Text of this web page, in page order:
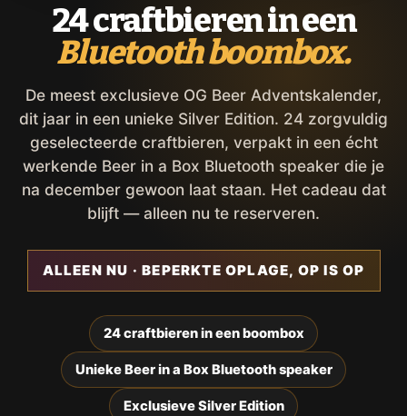
24 craftbieren in een
Bluetooth boombox.
De meest exclusieve OG Beer Adventskalender,
dit jaar in een unieke Silver Edition. 24 zorgvuldig
geselecteerde craftbieren, verpakt in een écht
werkende Beer in a Box Bluetooth speaker die je
na december gewoon laat staan. Het cadeau dat
blijft — alleen nu te reserveren.
ALLEEN NU · BEPERKTE OPLAGE, OP IS OP
24 craftbieren in een boombox
Unieke Beer in a Box Bluetooth speaker
Exclusieve Silver Edition